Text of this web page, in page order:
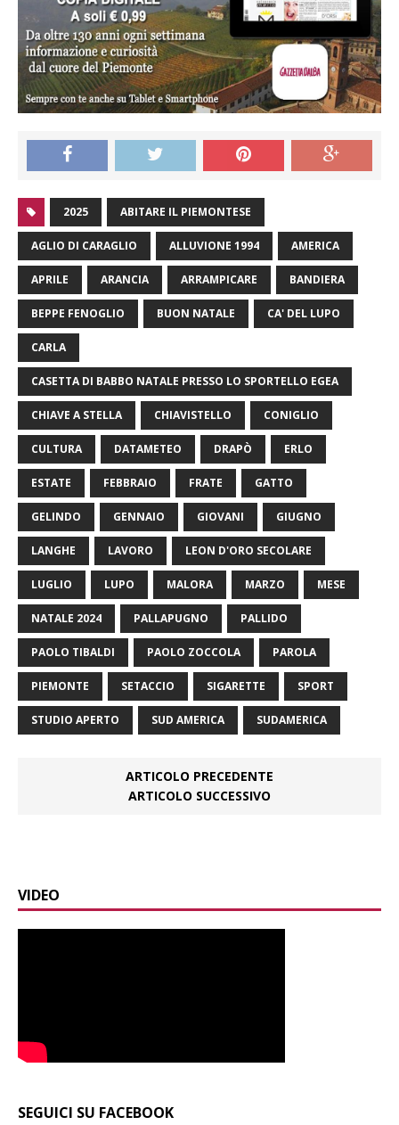
2025 ABITARE IL PIEMONTESE
AGLIO DI CARAGLIO ALLUVIONE 1994 AMERICA
APRILE ARANCIA ARRAMPICARE BANDIERA
BEPPE FENOGLIO BUON NATALE CA' DEL LUPO
CARLA
CASETTA DI BABBO NATALE PRESSO LO SPORTELLO EGEA
CHIAVE A STELLA CHIAVISTELLO CONIGLIO
CULTURA DATAMETEO DRAPÒ ERLO
ESTATE FEBBRAIO FRATE GATTO
GELINDO GENNAIO GIOVANI GIUGNO
LANGHE LAVORO LEON D'ORO SECOLARE
LUGLIO LUPO MALORA MARZO MESE
NATALE 2024 PALLAPUGNO PALLIDO
PAOLO TIBALDI PAOLO ZOCCOLA PAROLA
PIEMONTE SETACCIO SIGARETTE SPORT
STUDIO APERTO SUD AMERICA SUDAMERICA
ARTICOLO PRECEDENTE
ARTICOLO SUCCESSIVO
VIDEO
SEGUICI SU FACEBOOK